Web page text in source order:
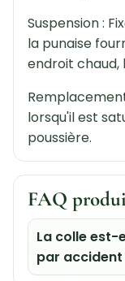
Suspension :
la punaise
endroit chaud,
lorsqu'il est
poussière.
FAQ
La colle est-
par accident